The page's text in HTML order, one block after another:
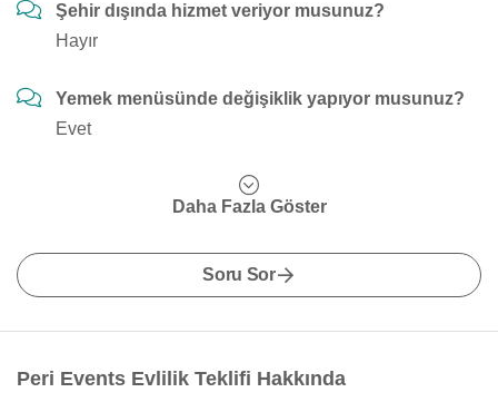
Şehir dışında hizmet veriyor musunuz?
Hayır
Yemek menüsünde değişiklik yapıyor musunuz?
Evet
Daha Fazla Göster
Soru Sor
Peri Events Evlilik Teklifi Hakkında